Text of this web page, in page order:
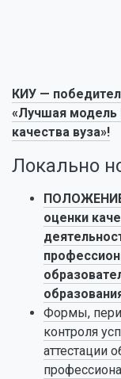
КИУ —
«Лучшая модель
качества вуза»!
Локально
ПОЛОЖЕНИЕ
оценки
Формы,
контроля
аттестации